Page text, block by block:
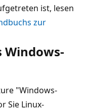
ist, lesen
zur
Windows-
"Windows-
Sie Linux-